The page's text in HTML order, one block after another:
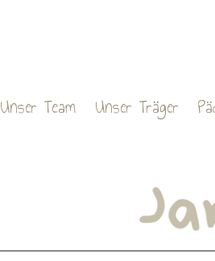
Unser Team Unser Träger